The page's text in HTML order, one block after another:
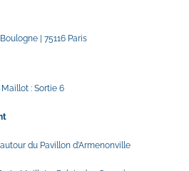
| 75116 Paris
: Sortie 6
du Pavillon d’Armenonville